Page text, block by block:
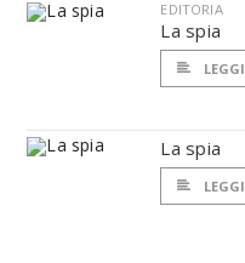
EDITORIA
La spia
LEGGI
La spia
LEGGI